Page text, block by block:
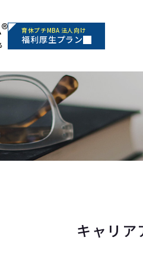
育休プチMBA 法人向け
福利厚生プラン
キャリア